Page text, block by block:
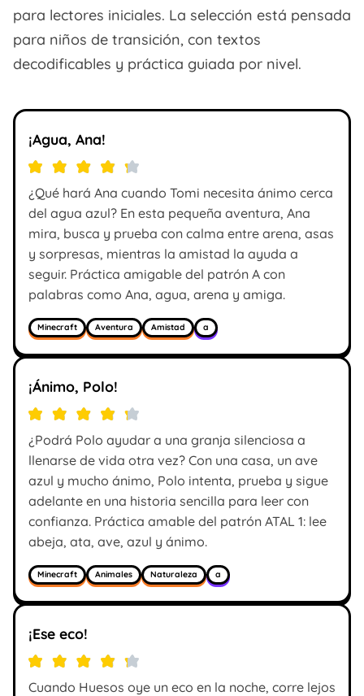
para lectores iniciales. La selección está pensada
para niños de transición, con textos
decodificables y práctica guiada por nivel.
¡Agua, Ana!
¿Qué hará Ana cuando Tomi necesita ánimo cerca
del agua azul? En esta pequeña aventura, Ana
mira, busca y prueba con calma entre arena, asas
y sorpresas, mientras la amistad la ayuda a
seguir. Práctica amigable del patrón A con
palabras como Ana, agua, arena y amiga.
Minecraft Aventura Amistad a
¡Ánimo, Polo!
¿Podrá Polo ayudar a una granja silenciosa a
llenarse de vida otra vez? Con una casa, un ave
azul y mucho ánimo, Polo intenta, prueba y sigue
adelante en una historia sencilla para leer con
confianza. Práctica amable del patrón ATAL 1: lee
abeja, ata, ave, azul y ánimo.
Minecraft Animales Naturaleza a
¡Ese eco!
Cuando Huesos oye un eco en la noche, corre lejos